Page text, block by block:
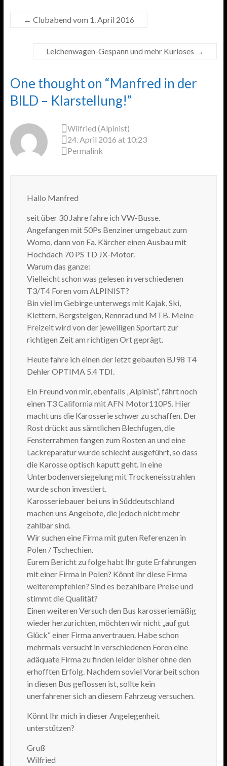
← Clubabend vom 1. April 2016
Leichenwagen-Gespann und mehr Kurioses →
One thought on “Manfred in der
BILD – Klarstellung!”
Wilfried (Alpinist)
24. April 2016 at 10:23
Permalink
Hallo Manfred
seit über 30 Jahre fahre ich VW-Busse.
Angefangen mit 50Ps Benziner umgebaut zum
Womo, dann von Fa. Kärcher einen Ausbau mit
Hochdach 70 PS TD JX-Motor.
Warum das ganze:
Vielleicht schon was gelesen in verschiedenen
T3/T4 Foren vom ALPINIST?
Bin viel im Gebirge unterwegs mit Kajak, Ski,
Klettern, Bergsteigen, Rennrad und MTB. Meine
Freizeit wird von der jeweiligen Sportart zur
richtigen Zeit am richtigen Ort geprägt.
Heute fahre ich einen der letzt gebauten BJ98 T4
Dehler OPTIMA 5.4 TDI.
Ein Freund von mir, ebenfalls „Alpinist“, fährt noch
einen T3 California mit AFN Motor110PS. Hier
macht uns die Karosserie schwer zu schaffen. Der
Rost drückt aus sämtlichen Blechfugen, die
Fensterrahmen fangen zum Rosten an und eine
Lackreparatur wurde schlecht ausgeführt, so dass
die Karosse optisch kaputt geht. In eine
Unterbodenversiegelung mit Trockeneisstrahlen
wurde schon investiert.
Karosseriebauer bei uns in Süddeutschland
machen uns Angebote, die jedoch nicht mehr
zahlbar sind.
Wir suchen eine Firma mit guten Referenzen in
Polen / Tschechien.
Eurem Bericht zu folge habt Ihr gute Erfahrungen
mit einer Firma in Polen? Könnt Ihr diese Firma
weiterempfehlen? Sind es bezahlbare Preise und
stimmt die Qualität?
Einen weiteren Versuch den Bus karosseriemäßig
wieder herzurichten, möchten wir nicht „auf gut
Glück“ einer Firma anvertrauen. Habe schon
mehrmals versucht in verschiedenen Foren eine
adäquate Firma zu finden leider bisher ohne den
erhofften Erfolg. Nachdem soviel Vorarbeit schon
in diesen Bus geflossen ist, sollte kein
unerfahrener sich an diesem Fahrzeug versuchen.
Könnt Ihr mich in dieser Angelegenheit
unterstützen?
Gruß
Wilfried